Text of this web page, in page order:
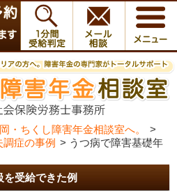
・ちくし障害年金相談室へ。
>
症の事例 > うつ病で障害基礎年
を受給できた例